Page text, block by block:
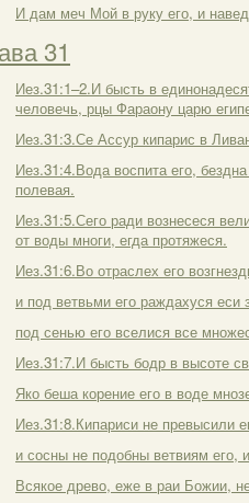
И дам меч Мой в руку его, и
31
Иез.31:1–2.И бысть в
человечь, рцы Фараону царю
Иез.31:3.Се Ассур кипарис в
Иез.31:4.Вода воспита его,
полевая.
Иез.31:5.Сего ради вознесеся
от воды многи, егда протяжеся.
Иез.31:6.Во отраслех его
и под ветвьми его раждахуся еси
под сенью его вселися все
Иез.31:7.И бысть бодр в высоте
Яко беша корение его в воде
Иез.31:8.Кипариси не превысили
и сосны не подобны ветвиям его,
Всякое древо, еже в раи Божии,